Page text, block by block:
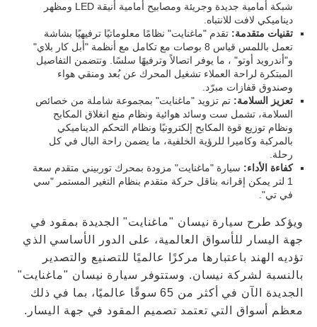
شبكة أمامية جديدة وجريئة ومصابيح أمامية أنيقة LED ومظهر
ديناميكي لافت للانتباه.
تقنيات متقدمة: تقدم "ماغنايت" نظامًا معلوماتيًا ترفيهيًا بشاشة
تعمل باللمس قياس 8 بوصات مع تكامل مع أنظمة "أبل كار بلاي"
و"أندرويد أوتو" ، ما يوفر اتصالاً وترفيهًا سلسًا. وتتضمن التفاصيل
المبتكرة لراحة العملاء تشغيل المحرك عن بُعد ومنقي هواء
وصندوق قفازات مبرّد.
تعزيز السلامة: تم تزويد "ماغنايت" بمجموعة شاملة من خصائص
السلامة، تشمل ست وسائد هوائية ونظام منع انغلاق المكابح
ونظام توزيع قوة المكابح إلكترونيًا ونظام التحكم الديناميكي
بالمركبة وكاميرا للرؤية الخلفية، ما يضمن راحة البال في كل
رحلة.
كفاءة الأداء: سيارة "ماغنايت" مزودة بمحرك توربيني متقدم سعة
1 لتر يمكن إقرانه بناقل حركة متقدم بنظام التغير المستمر "سي
في تي".
ويؤكد طرح سيارة نيسان "ماغنايت" الجديدة بمقود في
جهة اليسار للأسواق العالمية، على الدور الأساسي الذي
تؤديه الهند باعتبارها مركزًا عالميًا للتصنيع والتصدير
بالنسبة لشركة نيسان. وستتوفر سيارة نيسان "ماغنايت"
الجديدة الآن في أكثر من 65 سوقًا عالميًا، بما في ذلك
معظم أسواق التي تعتمد تصميم المقود في جهة اليسار.